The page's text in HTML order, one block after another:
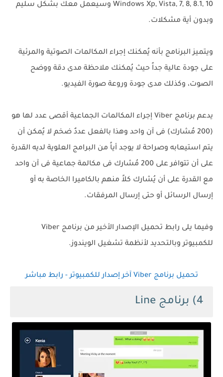
Windows Xp, Vista, 7, 8, 8.1, 10 وسيعمل معك بشكل سليم
وبدون أية مشكلات.
ويتميز البرنامج بأنه يُمكنك إجراء المكالمات الصوتية والمرئية
على جودة عالية جداً حيث يُمكنك ملاحظة مدى دقة ووضح
الصوت، وكذلك مدى جودة وروعة صورة الفيديو.
يدعم برنامج Viber إجراء المكالمات الجماعية أقصى عدد لها هو
(200 مُشارك) فى آن واحد وهذا بالفعل عددٌ ضخم لا يُمكن أن
يتم استيعابه وصراحة لا يوجد أياً من البرامج العلوية لديه القدرة
على أن تتوافر على 200 مُشارك فى مكالمة جماعية فى آن واحد
مع القدرة على أن يُشارك كلاً منهم بالكاميرا الخاصة به أو
إرسال الرسائل أو حتى إرسال المرفقات.
وفيما يلى رابط تحميل الإصدار الأخير من برنامج Viber
للكمبيوتر وبالتحديد لأنظمة تشغيل الويندوز.
تحميل برنامج Viber آخر إصدار للكمبيوتر - رابط مباشر
4) برنامج Line